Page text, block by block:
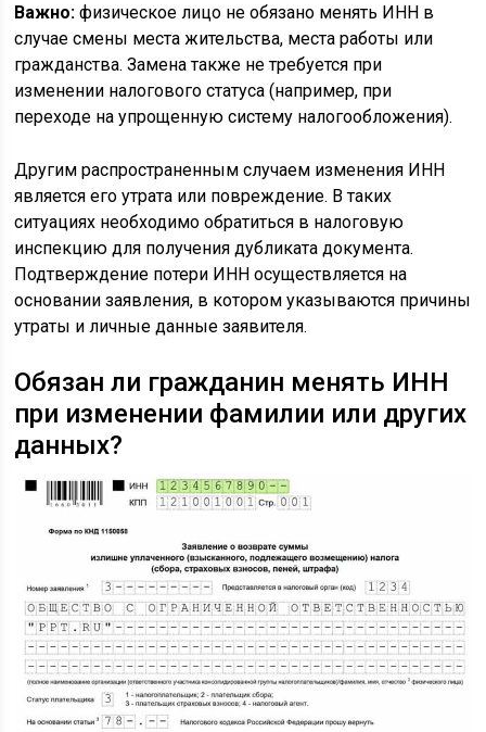
Важно: физическое лицо не обязано менять ИНН в
случае смены места жительства, места работы или
гражданства. Замена также не требуется при
изменении налогового статуса (например, при
переходе на упрощенную систему налогообложения).
Другим распространенным случаем изменения ИНН
является его утрата или повреждение. В таких
ситуациях необходимо обратиться в налоговую
инспекцию для получения дубликата документа.
Подтверждение потери ИНН осуществляется на
основании заявления, в котором указываются причины
утраты и личные данные заявителя.
Обязан ли гражданин менять ИНН
при изменении фамилии или других
данных?